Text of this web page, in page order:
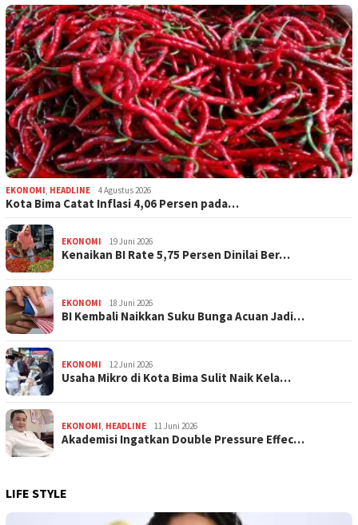
EKONOMI, HEADLINE 4 Agustus 2026
Kota Bima Catat Inflasi 4,06 Persen pada…
EKONOMI 19 Juni 2026
Kenaikan BI Rate 5,75 Persen Dinilai Ber…
EKONOMI 18 Juni 2026
BI Kembali Naikkan Suku Bunga Acuan Jadi…
EKONOMI 12 Juni 2026
Usaha Mikro di Kota Bima Sulit Naik Kela…
EKONOMI, HEADLINE 11 Juni 2026
Akademisi Ingatkan Double Pressure Effec…
LIFE STYLE